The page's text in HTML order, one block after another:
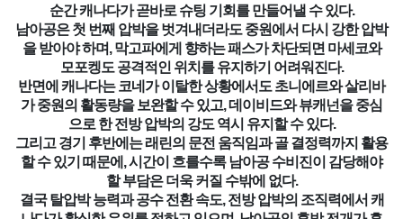
순간 캐나다가 곧바로 슈팅 기회를 만들어낼 수 있다.
남아공은 첫 번째 압박을 벗겨내더라도 중원에서 다시 강한 압박
을 받아야 하며, 막고파에게 향하는 패스가 차단되면 마세코와
모포켕도 공격적인 위치를 유지하기 어려워진다.
반면에 캐나다는 코네가 이탈한 상황에서도 초니에르와 살리바
가 중원의 활동량을 보완할 수 있고, 데이비드와 뷰캐넌을 중심
으로 한 전방 압박의 강도 역시 유지할 수 있다.
그리고 경기 후반에는 래린의 문전 움직임과 골 결정력까지 활용
할 수 있기 때문에, 시간이 흐를수록 남아공 수비진이 감당해야
할 부담은 더욱 커질 수밖에 없다.
결국 탈압박 능력과 공수 전환 속도, 전방 압박의 조직력에서 캐